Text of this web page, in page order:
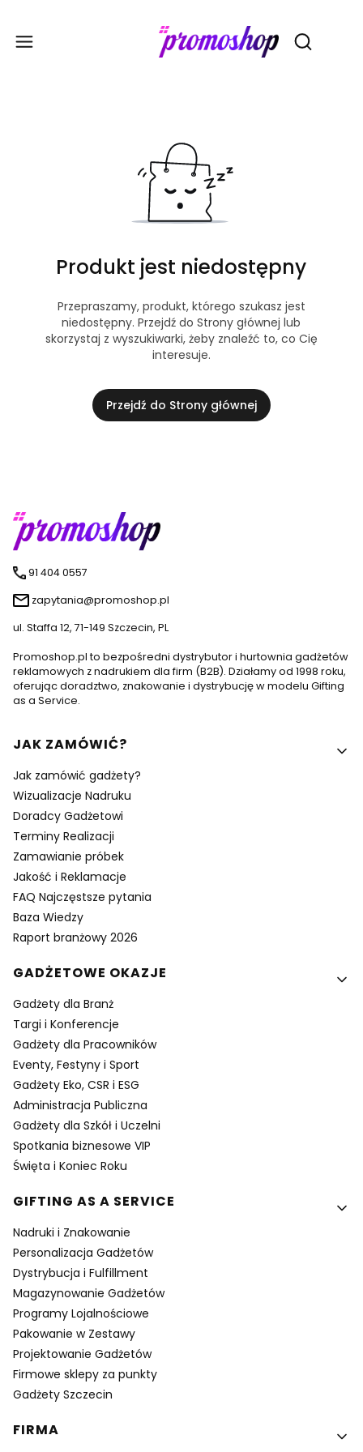
Otwórz
Produkt jest niedostępny
Przepraszamy, produkt, którego szukasz jest
niedostępny. Przejdź do Strony głównej lub
skorzystaj z wyszukiwarki, żeby znaleźć to, co Cię
interesuje.
Przejdź do Strony głównej
91 404 0557
zapytania@promoshop.pl
ul. Staffa 12, 71-149 Szczecin, PL
Promoshop.pl to bezpośredni dystrybutor i hurtownia gadżetów
reklamowych z nadrukiem dla firm (B2B). Działamy od 1998 roku,
oferując doradztwo, znakowanie i dystrybucję w modelu Gifting
as a Service.
Linki w stopce
JAK ZAMÓWIĆ?
Jak zamówić gadżety?
Wizualizacje Nadruku
Doradcy Gadżetowi
Terminy Realizacji
Zamawianie próbek
Jakość i Reklamacje
FAQ Najczęstsze pytania
Baza Wiedzy
Raport branżowy 2026
GADŻETOWE OKAZJE
Gadżety dla Branż
Targi i Konferencje
Gadżety dla Pracowników
Eventy, Festyny i Sport
Gadżety Eko, CSR i ESG
Administracja Publiczna
Gadżety dla Szkół i Uczelni
Spotkania biznesowe VIP
Święta i Koniec Roku
GIFTING AS A SERVICE
Nadruki i Znakowanie
Personalizacja Gadżetów
Dystrybucja i Fulfillment
Magazynowanie Gadżetów
Programy Lojalnościowe
Pakowanie w Zestawy
Projektowanie Gadżetów
Firmowe sklepy za punkty
Gadżety Szczecin
FIRMA